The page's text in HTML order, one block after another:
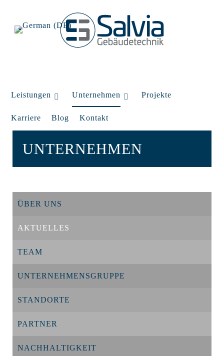
Leistungen Unternehmen Projekte
Karriere Blog Kontakt
UNTERNEHMEN
ÜBER UNS
AKTUELLES
TEAM
UNTERNEHMENSGRUPPE
STANDORTE
PARTNER
NACHHALTIGKEIT